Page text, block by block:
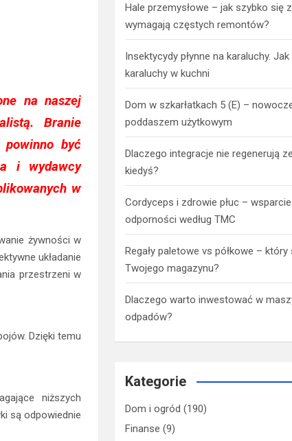
na naszej
Branie
być
i wydawcy
w
żywności w
układanie
przestrzeni w
Dzięki temu
niższych
są odpowiednie
Hale przemysłowe – jak szybko się
wymagają częstych remontów?
Insektycydy płynne na karaluchy.
karaluchy w kuchni
Dom w szkarłatkach 5 (E) –
poddaszem użytkowym
Dlaczego integracje nie regenerują
kiedyś?
Cordyceps i zdrowie płuc –
odporności według TMC
Regały paletowe vs półkowe –
Twojego magazynu?
Dlaczego warto inwestować w
odpadów?
Kategorie
Dom i ogród (190)
Finanse (9)